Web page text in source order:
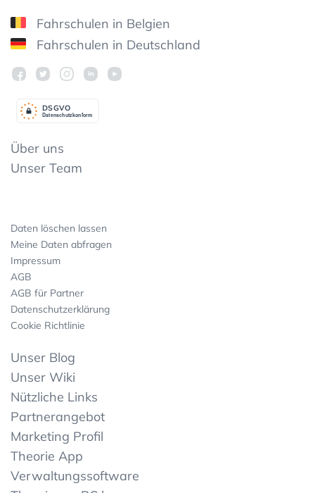
Fahrschulen in Belgien
Fahrschulen in Deutschland
Datenschutzkonform
DSGVO
Über uns
Unser Team
Daten löschen lassen
Meine Daten abfragen
Impressum
AGB
AGB für Partner
Datenschutzerklärung
Cookie Richtlinie
Unser Blog
Unser Wiki
Nützliche Links
Partnerangebot
Marketing Profil
Theorie App
Verwaltungssoftware